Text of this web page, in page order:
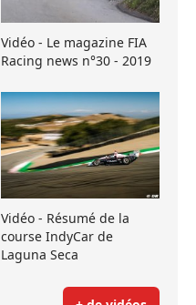
Vidéo - Le magazine FIA
Racing news n°30 - 2019
Vidéo - Résumé de la
course IndyCar de
Laguna Seca